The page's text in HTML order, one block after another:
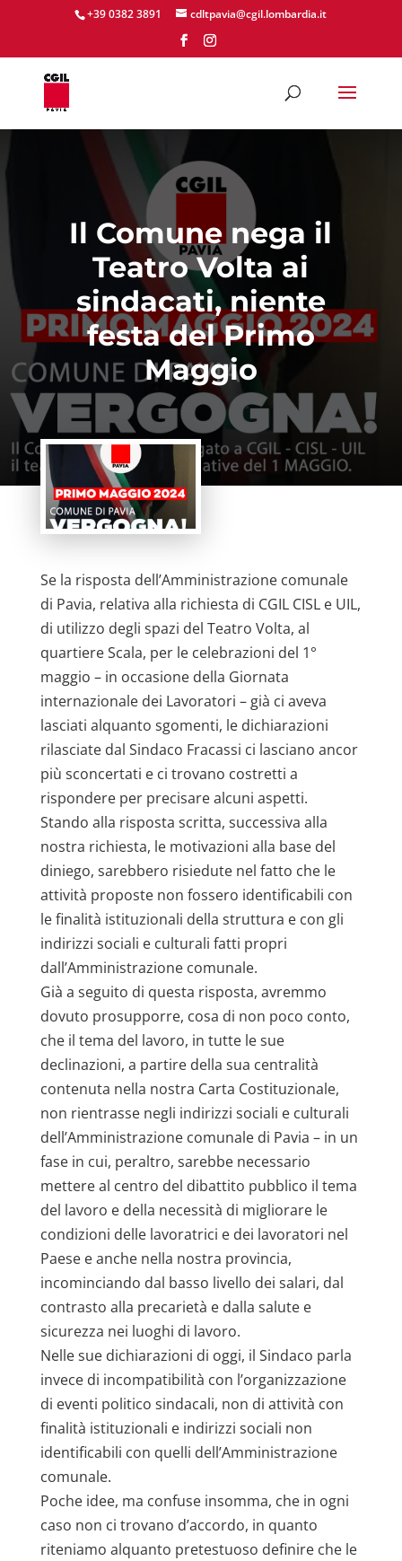
+39 0382 3891 cdltpavia@cgil.lombardia.it
Il Comune nega il
Teatro Volta ai
sindacati, niente
festa del Primo
Maggio
Se la risposta dell’Amministrazione comunale
di Pavia, relativa alla richiesta di CGIL CISL e UIL,
di utilizzo degli spazi del Teatro Volta, al
quartiere Scala, per le celebrazioni del 1°
maggio – in occasione della Giornata
internazionale dei Lavoratori – già ci aveva
lasciati alquanto sgomenti, le dichiarazioni
rilasciate dal Sindaco Fracassi ci lasciano ancor
più sconcertati e ci trovano costretti a
rispondere per precisare alcuni aspetti.
Stando alla risposta scritta, successiva alla
nostra richiesta, le motivazioni alla base del
diniego, sarebbero risiedute nel fatto che le
attività proposte non fossero identificabili con
le finalità istituzionali della struttura e con gli
indirizzi sociali e culturali fatti propri
dall’Amministrazione comunale.
Già a seguito di questa risposta, avremmo
dovuto prosupporre, cosa di non poco conto,
che il tema del lavoro, in tutte le sue
declinazioni, a partire della sua centralità
contenuta nella nostra Carta Costituzionale,
non rientrasse negli indirizzi sociali e culturali
dell’Amministrazione comunale di Pavia – in un
fase in cui, peraltro, sarebbe necessario
mettere al centro del dibattito pubblico il tema
del lavoro e della necessità di migliorare le
condizioni delle lavoratrici e dei lavoratori nel
Paese e anche nella nostra provincia,
incominciando dal basso livello dei salari, dal
contrasto alla precarietà e dalla salute e
sicurezza nei luoghi di lavoro.
Nelle sue dichiarazioni di oggi, il Sindaco parla
invece di incompatibilità con l’organizzazione
di eventi politico sindacali, non di attività con
finalità istituzionali e indirizzi sociali non
identificabili con quelli dell’Amministrazione
comunale.
Poche idee, ma confuse insomma, che in ogni
caso non ci trovano d’accordo, in quanto
riteniamo alquanto pretestuoso definire che le